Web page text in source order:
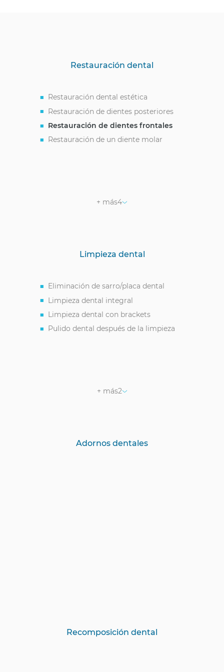
Restauración dental
Restauración dental estética
Restauración de dientes posteriores
Restauración de dientes frontales
Restauración de un diente molar
+ más4
Limpieza dental
Eliminación de sarro/placa dental
Limpieza dental integral
Limpieza dental con brackets
Pulido dental después de la limpieza
+ más2
Adornos dentales
Recomposición dental